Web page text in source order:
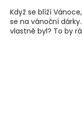
Když se blíží
se na vánoční
vlastně byl? To by